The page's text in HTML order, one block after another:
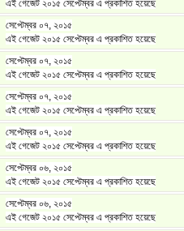
এই গেজেট ২০১৫ সেপ্টেম্বর এ প্রকাশিত হয়েছে
সেপ্টেম্বর ০৭, ২০১৫
এই গেজেট ২০১৫ সেপ্টেম্বর এ প্রকাশিত হয়েছে
সেপ্টেম্বর ০৭, ২০১৫
এই গেজেট ২০১৫ সেপ্টেম্বর এ প্রকাশিত হয়েছে
সেপ্টেম্বর ০৭, ২০১৫
এই গেজেট ২০১৫ সেপ্টেম্বর এ প্রকাশিত হয়েছে
সেপ্টেম্বর ০৭, ২০১৫
এই গেজেট ২০১৫ সেপ্টেম্বর এ প্রকাশিত হয়েছে
সেপ্টেম্বর ০৬, ২০১৫
এই গেজেট ২০১৫ সেপ্টেম্বর এ প্রকাশিত হয়েছে
সেপ্টেম্বর ০৬, ২০১৫
এই গেজেট ২০১৫ সেপ্টেম্বর এ প্রকাশিত হয়েছে